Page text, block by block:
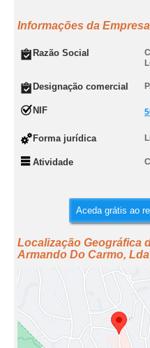
Informações da Empresa
Razão Social
Designação comercial
NIF
Forma jurídica
Atividade
Aceda grátis ao
Localização Geográfica
Armando Do Carmo, Lda